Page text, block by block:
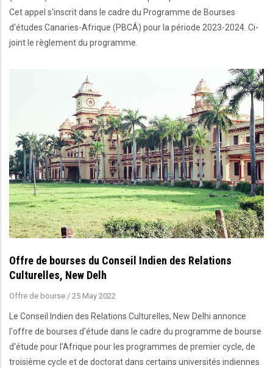
Cet appel s'inscrit dans le cadre du Programme de Bourses
d'études Canaries-Afrique (PBCÁ) pour la période 2023-2024. Ci-
joint le règlement du programme.
Offre de bourses du Conseil Indien des Relations
Culturelles, New Delh
Offre de bourse / 25 May 2022
Le Conseil Indien des Relations Culturelles, New Delhi annonce
l'offre de bourses d'étude dans le cadre du programme de bourse
d'étude pour l'Afrique pour les programmes de premier cycle, de
troisième cycle et de doctorat dans certains universités indiennes